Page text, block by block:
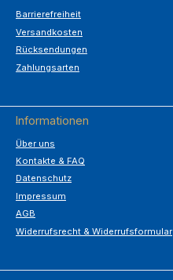
Barrierefreiheit
Versandkosten
Rücksendungen
Zahlungsarten
Informationen
Über uns
Kontakte & FAQ
Datenschutz
Impressum
AGB
Widerrufsrecht & Widerrufsformular